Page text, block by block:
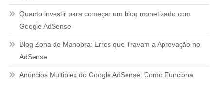
Quanto investir para começar um blog monetizado com
Google AdSense
Blog Zona de Manobra: Erros que Travam a Aprovação no
AdSense
Anúncios Multiplex do Google AdSense: Como Funciona